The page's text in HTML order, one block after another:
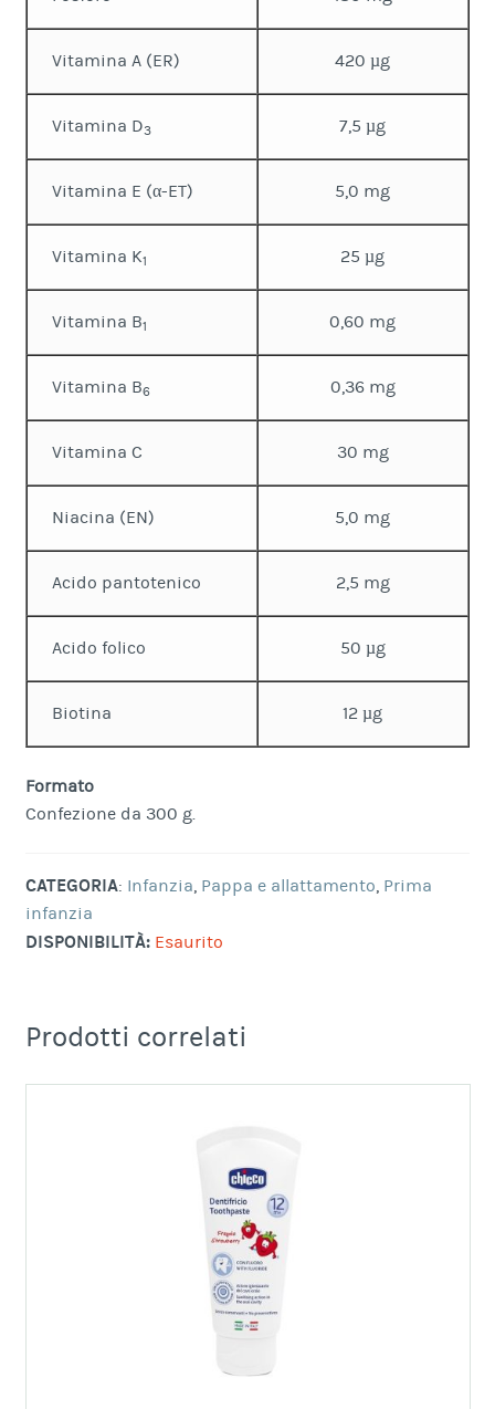
Vitamina A (ER) 420 µg
Vitamina D3 7,5 µg
Vitamina E (α-ET) 5,0 mg
Vitamina K1 25 µg
Vitamina B1 0,60 mg
Vitamina B6 0,36 mg
Vitamina C 30 mg
Niacina (EN) 5,0 mg
Acido pantotenico 2,5 mg
Acido folico 50 µg
Biotina 12 µg
Formato
Confezione da 300 g.
CATEGORIA: Infanzia, Pappa e allattamento, Prima
infanzia
DISPONIBILITÀ: Esaurito
Prodotti correlati